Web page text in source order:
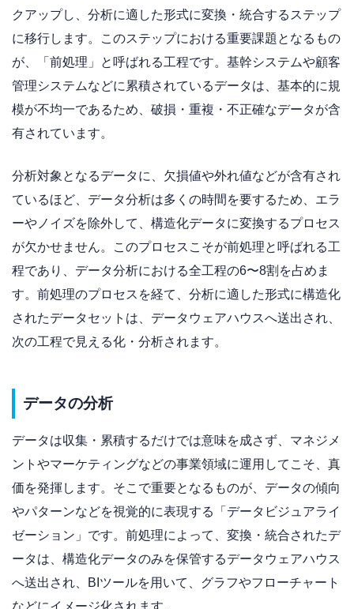
クアップし、分析に適した形式に変換・統合するステップ
に移行します。このステップにおける重要課題となるもの
が、「前処理」と呼ばれる工程です。基幹システムや顧客
管理システムなどに累積されているデータは、基本的に規
模が不均一であるため、破損・重複・不正確なデータが含
有されています。
分析対象となるデータに、欠損値や外れ値などが含有され
ているほど、データ分析は多くの時間を要するため、エラ
ーやノイズを除外して、構造化データに変換するプロセス
が欠かせません。このプロセスこそが前処理と呼ばれる工
程であり、データ分析における全工程の6〜8割を占めま
す。前処理のプロセスを経て、分析に適した形式に構造化
されたデータセットは、データウェアハウスへ送出され、
次の工程で見える化・分析されます。
データの分析
データは収集・累積するだけでは意味を成さず、マネジメ
ントやマーケティングなどの事業領域に運用してこそ、真
価を発揮します。そこで重要となるものが、データの傾向
やパターンなどを視覚的に表現する「データビジュアライ
ゼーション」です。前処理によって、変換・統合されたデ
ータは、構造化データのみを保管するデータウェアハウス
へ送出され、BIツールを用いて、グラフやフローチャート